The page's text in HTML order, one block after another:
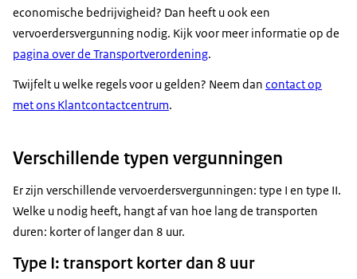
economische bedrijvigheid? Dan heeft u ook een
vervoerdersvergunning nodig. Kijk voor meer informatie op de
pagina over de Transportverordening.
Twijfelt u welke regels voor u gelden? Neem dan contact op
met ons Klantcontactcentrum.
Verschillende typen vergunningen
Er zijn verschillende vervoerdersvergunningen: type I en type II.
Welke u nodig heeft, hangt af van hoe lang de transporten
duren: korter of langer dan 8 uur.
Type I: transport korter dan 8 uur